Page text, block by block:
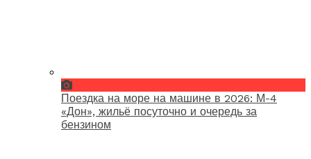
Поездка на море на машине в 2026: М-4
«Дон», жильё посуточно и очередь за
бензином